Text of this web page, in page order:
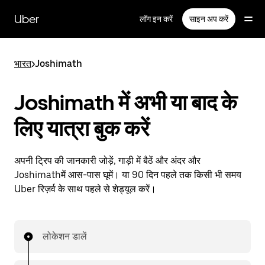
सामग्री
पर
Uber लॉग इन करें साइन अप करें
भारत>Joshimath
Joshimath में अभी या बाद के
लिए यात्रा बुक करें
अपनी ट्रिप की जानकारी जोड़ें, गाड़ी में बैठें और अंदर और
Joshimathमें आस-पास घूमें। या 90 दिन पहले तक किसी भी समय
Uber रिज़र्व के साथ पहले से शेड्यूल करें।
लोकेशन डालें